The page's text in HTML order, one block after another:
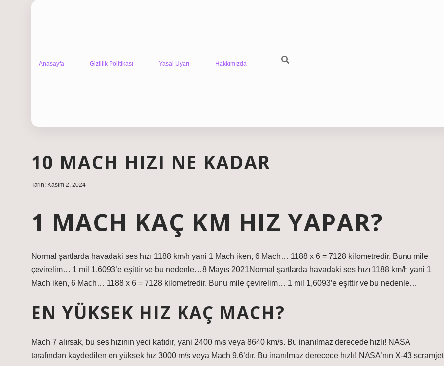
Anasayfa Gizlilik Politikası Yasal Uyarı Hakkımızda
10 MACH HIZI NE KADAR
Tarih: Kasım 2, 2024
1 MACH KAÇ KM HIZ YAPAR?
Normal şartlarda havadaki ses hızı 1188 km/h yani 1 Mach iken, 6 Mach… 1188 x 6 = 7128 kilometredir. Bunu mile
çevirelim… 1 mil 1,6093’e eşittir ve bu nedenle…8 Mayıs 2021Normal şartlarda havadaki ses hızı 1188 km/h yani 1
Mach iken, 6 Mach… 1188 x 6 = 7128 kilometredir. Bunu mile çevirelim… 1 mil 1,6093’e eşittir ve bu nedenle…
EN YÜKSEK HIZ KAÇ MACH?
Mach 7 alırsak, bu ses hızının yedi katıdır, yani 2400 m/s veya 8640 km/s. Bu inanılmaz derecede hızlı! NASA
tarafından kaydedilen en yüksek hız 3000 m/s veya Mach 9.6’dır. Bu inanılmaz derecede hızlı! NASA’nın X-43 scramjet